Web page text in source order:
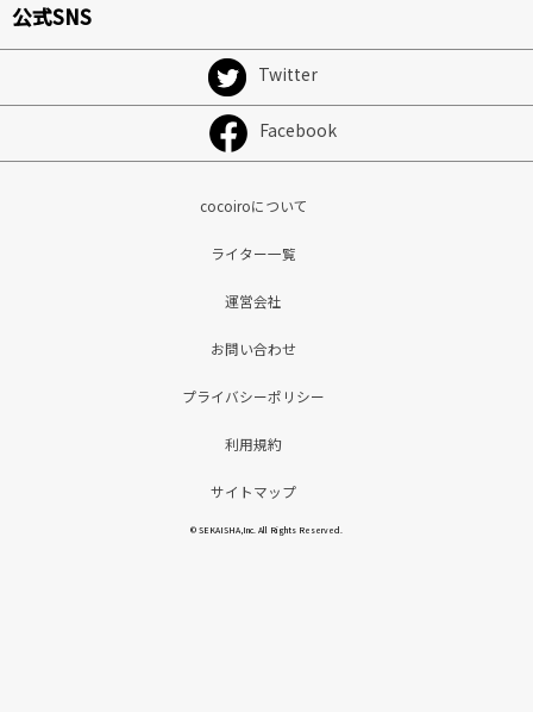
公式SNS
Twitter
Facebook
cocoiroについて
ライター一覧
運営会社
お問い合わせ
プライバシーポリシー
利用規約
サイトマップ
© SEKAISHA,Inc. All Rights Reserved.